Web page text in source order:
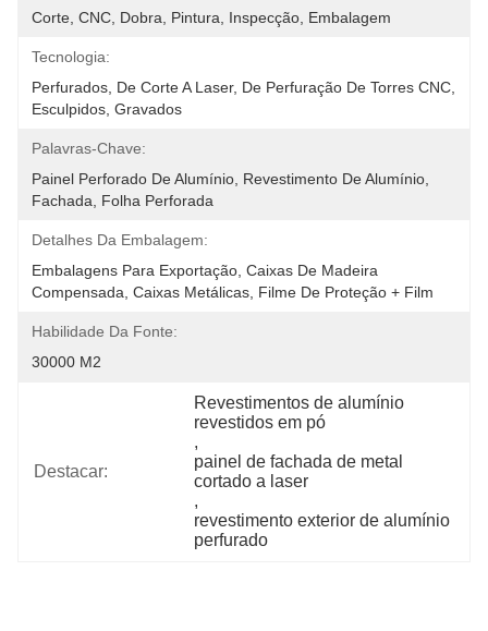
Corte, CNC, Dobra, Pintura, Inspecção, Embalagem
Tecnologia:
Perfurados, De Corte A Laser, De Perfuração De Torres CNC,
Esculpidos, Gravados
Palavras-Chave:
Painel Perforado De Alumínio, Revestimento De Alumínio,
Fachada, Folha Perforada
Detalhes Da Embalagem:
Embalagens Para Exportação, Caixas De Madeira
Compensada, Caixas Metálicas, Filme De Proteção + Film
Habilidade Da Fonte:
30000 M2
Destacar:
Revestimentos de alumínio
revestidos em pó
,
painel de fachada de metal
cortado a laser
,
revestimento exterior de alumínio
perfurado